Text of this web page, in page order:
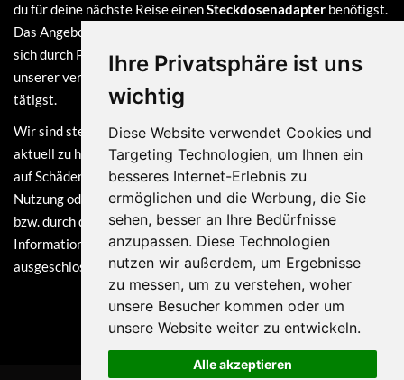
Ihre Privatsphäre ist uns
wichtig
Diese Website verwendet Cookies und
Targeting Technologien, um Ihnen ein
besseres Internet-Erlebnis zu
ermöglichen und die Werbung, die Sie
sehen, besser an Ihre Bedürfnisse
anzupassen. Diese Technologien
nutzen wir außerdem, um Ergebnisse
zu messen, um zu verstehen, woher
unsere Besucher kommen oder um
unsere Website weiter zu entwickeln.
Alle akzeptieren
du für deine nächste Reise einenSteckdosenadapter benötigst.
Das Angebot auf dieser Webseite ist
sich durch Provisionen, die wir erhalten, sofern du bei einem
unserer verlinkten Partner (z.B. Amazon) eine Bestellung
tätigst.
Wir sind stets bemüht, die Informationen auf dieser Webseite
aktuell zu halten. Dennoch sind Haftungsansprüche, welche sich
auf Schäden materieller oder ideeller Art beziehen, die durch die
Nutzung oder Nichtnutzung der dargebotenen Informationen
bzw. durch die Nutzung fehlerhafter und unvollständiger
Informationen verursacht wurden, grundsätzlich
ausgeschlossen.